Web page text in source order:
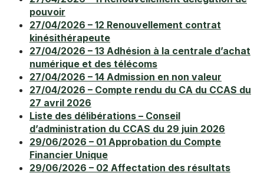
pouvoir
27/04/2026 – 12 Renouvellement contrat
kinésithérapeute
27/04/2026 – 13 Adhésion à la centrale d’achat
numérique et des télécoms
27/04/2026 – 14 Admission en non valeur
27/04/2026 – Compte rendu du CA du CCAS du
27 avril 2026
Liste des délibérations – Conseil
d’administration du CCAS du 29 juin 2026
29/06/2026 – 01 Approbation du Compte
Financier Unique
29/06/2026 – 02 Affectation des résultats